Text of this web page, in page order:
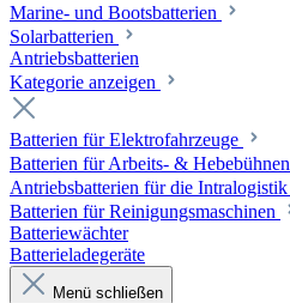
Marine- und Bootsbatterien
Solarbatterien
Antriebsbatterien
Kategorie anzeigen
Batterien für Elektrofahrzeuge
Batterien für Arbeits- & Hebebühnen
Antriebsbatterien für die Intralogistik
Batterien für Reinigungsmaschinen
Batteriewächter
Batterieladegeräte
Menü schließen